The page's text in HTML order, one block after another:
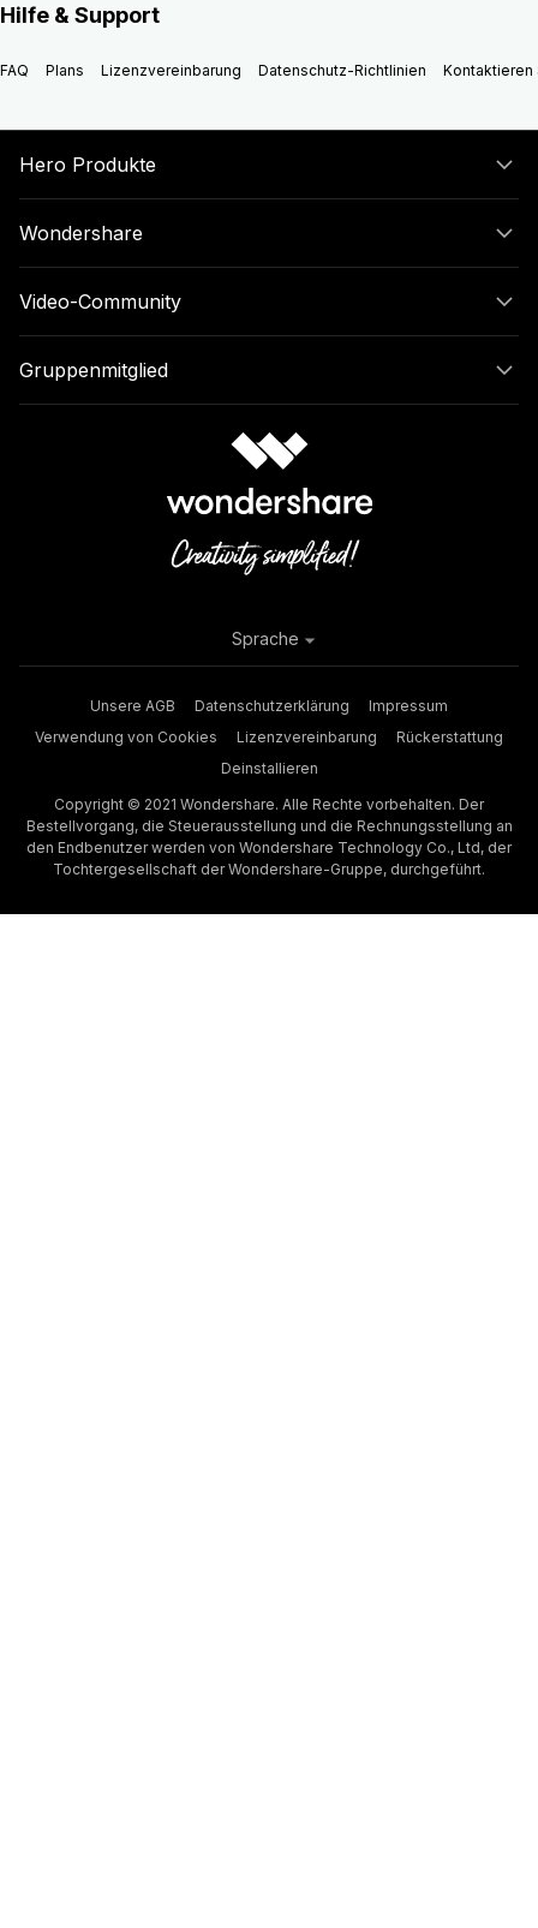
Hilfe & Support
FAQ Plans Lizenzvereinbarung Datenschutz-Richtlinien Kontaktieren
Hero Produkte
Wondershare
Video-Community
Gruppenmitglied
Unsere AGB Datenschutzerklärung
Impressum
Verwendung von Cookies
Lizenzvereinbarung
Rückerstattung
Deinstallieren
Copyright © 2021 Wondershare. Alle Rechte vorbehalten. Der
Bestellvorgang, die Steuerausstellung und die Rechnungsstellung an
den Endbenutzer werden von Wondershare Technology Co., Ltd, der
Tochtergesellschaft der Wondershare-Gruppe, durchgeführt.
Sprache